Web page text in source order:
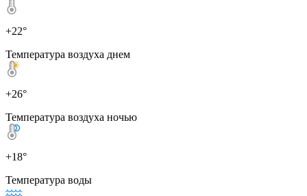
+22°
Температура воздуха днем
+26°
Температура воздуха ночью
+18°
Температура воды